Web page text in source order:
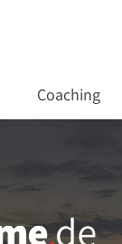
Coaching